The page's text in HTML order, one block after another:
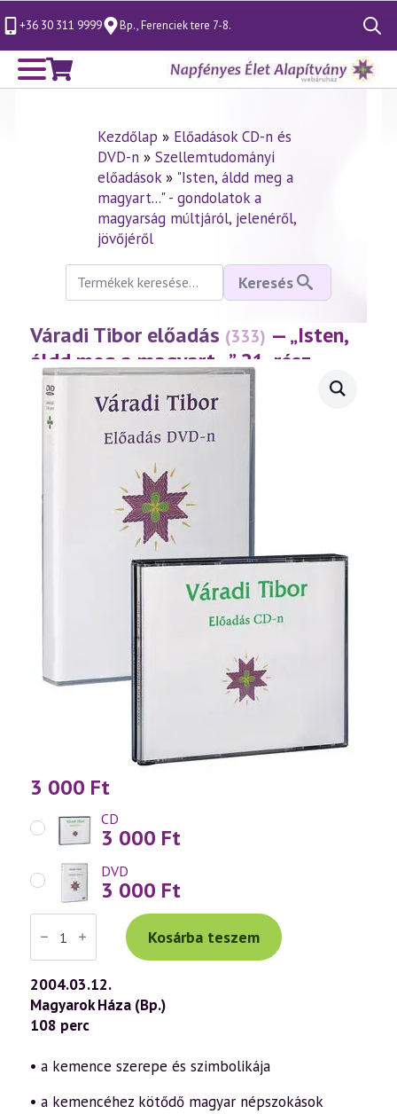
+36 30 311 9999 Bp., Ferenciek tere 7-8.
Search
for:
Kezdőlap » Előadások CD-n és
DVD-n» Szellemtudományi
előadások» "Isten, áldd meg a
magyart..." - gondolatok a
magyarság múltjáról, jelenéről,
jövőjéről
Keresés
következőre:
Keresés
Váradi Tibor előadás (333) — „Isten,
áldd meg a magyart…” 21. rész
(2004.03.12.)
3 000 Ft
CD
3 000 Ft
DVD
3 000 Ft
Váradi
Tibor
előadás
(333)
—
„Isten,
áldd
meg
a
21.
rész
mennyiség
Kosárba teszem
2004.03.12.
Magyarok Háza (Bp.)
108 perc
• a kemence szerepe és szimbolikája
• a kemencéhez kötődő magyar népszokások